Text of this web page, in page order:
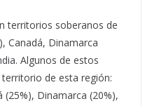
territorios soberanos de
Canadá, Dinamarca
Algunos de estos
de esta región:
(25%), Dinamarca (20%),